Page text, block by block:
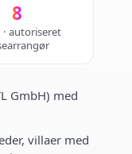
8
autoriseret
GmbH) med
villaer med